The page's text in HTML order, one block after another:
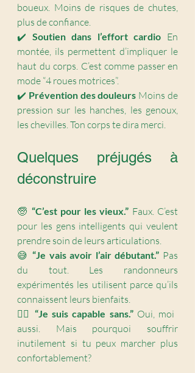
boueux. Moins de risques de chutes,
plus de confiance.
✔️ Soutien dans l’effort cardio En
montée, ils permettent d’impliquer le
haut du corps. C’est comme passer en
mode “4 roues motrices”.
✔️ Prévention des douleurs Moins de
pression sur les hanches, les genoux,
les chevilles. Ton corps te dira merci.
Quelques préjugés à
déconstruire
🧓 “C’est pour les vieux.” Faux. C’est
pour les gens intelligents qui veulent
prendre soin de leurs articulations.
😅 “Je vais avoir l’air débutant.” Pas
du tout. Les randonneurs
expérimentés les utilisent parce qu’ils
connaissent leurs bienfaits.
🏋️‍♀️ “Je suis capable sans.” Oui, moi
aussi. Mais pourquoi souffrir
inutilement si tu peux marcher plus
confortablement?